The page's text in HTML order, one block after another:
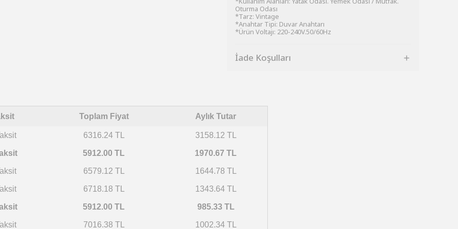
Oturma Odası
*Tarz: Vintage
*Anahtar Tipi: Duvar Anahtarı
*Ürün Voltajı: 220-240V.50/60Hz
İade Koşulları
Toplam Fiyat Aylık Tutar
6316.24 TL 3158.12 TL
5912.00 TL 1970.67 TL
6579.12 TL 1644.78 TL
6718.18 TL 1343.64 TL
5912.00 TL 985.33 TL
7016.38 TL 1002.34 TL